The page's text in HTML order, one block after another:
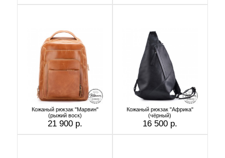
Кожаный рюкзак "Марвин"
(рыжий воск)
21 900 р.
Кожаный рюкзак "Африка"
(чёрный)
16 500 р.